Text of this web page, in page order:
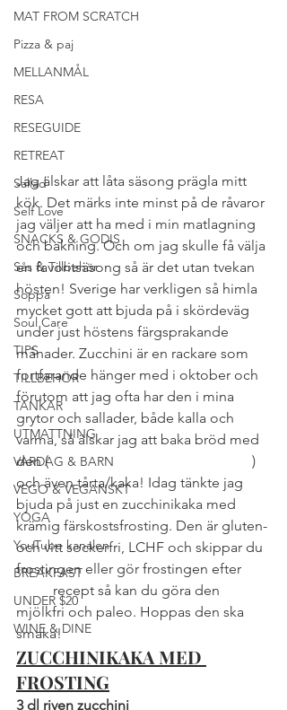
MAT FROM SCRATCH
Pizza & paj
MELLANMÅL
RESA
RESEGUIDE
RETREAT
Sallad
Self Love
SNACKS & GODIS
Sås & Tillbehör
Soppa
Soul Care
TIPS
TILLBEHÖR
TANKAR
UTMATTNING
VARDAG & BARN
VEGO & VEGANSKT
YOGA
YouTube kanalen
BREAKFAST
UNDER $20
WINE & DINE
Jag älskar att låta säsong prägla mitt
kök. Det märks inte minst på de råvaror
jag väljer att ha med i min matlagning
och bakning. Och om jag skulle få välja
en favoritsäsong så är det utan tvekan
hösten! Sverige har verkligen så himla
mycket gott att bjuda på i skördeväg
under just höstens färgsprakande
månader. Zucchini är en rackare som
fortfarande hänger med i oktober och
förutom att jag ofta har den i mina
grytor och sallader, både kalla och
varma, så älskar jag att baka bröd med
den (se mitt underbara frallrecept här )
och även tårta/kaka! Idag tänkte jag
bjuda på just en zucchinikaka med
krämig färskostsfrosting. Den är gluten-
och vitt sockerfri, LCHF och skippar du
frostingen eller gör frostingen efter
recept så kan du göra den
mjölkfri och paleo. Hoppas den ska
smaka!
ZUCCHINIKAKA MED
FROSTING
3 dl riven zucchini